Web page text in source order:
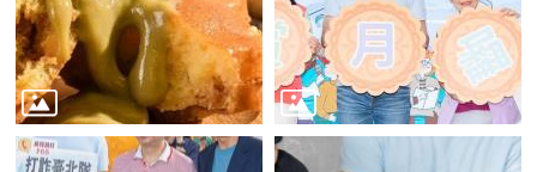
線
上
服
務
公